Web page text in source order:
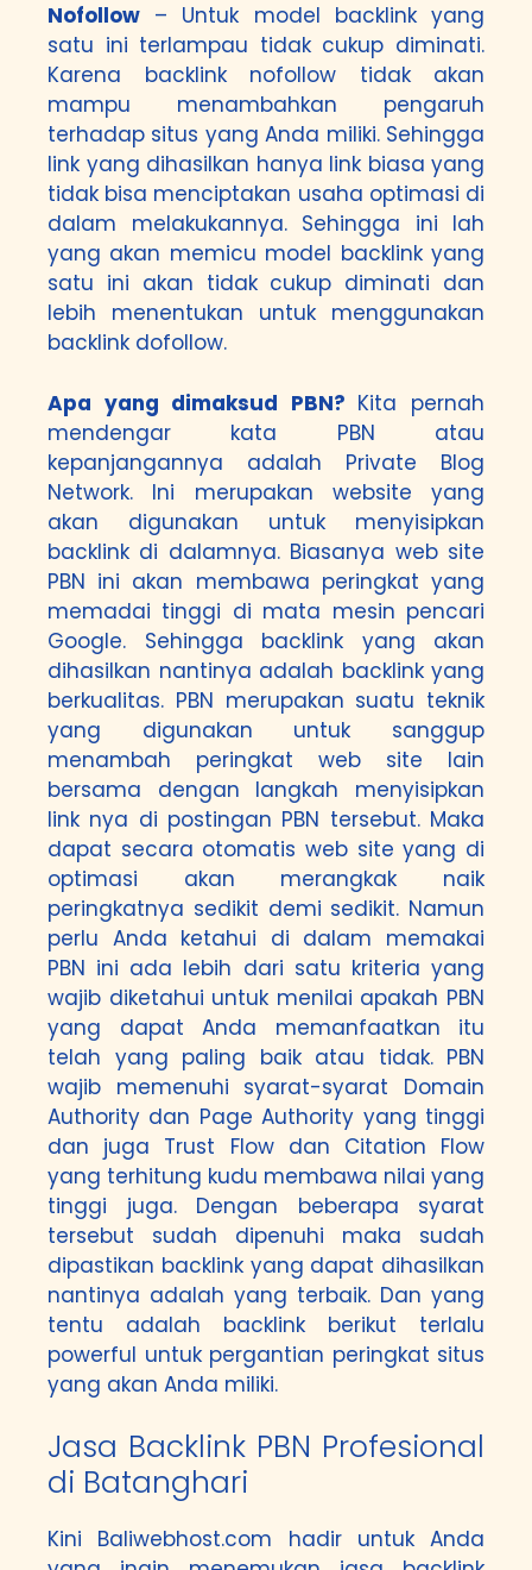
Nofollow – Untuk model backlink yang
satu ini terlampau tidak cukup diminati.
Karena backlink nofollow tidak akan
mampu menambahkan pengaruh
terhadap situs yang Anda miliki. Sehingga
link yang dihasilkan hanya link biasa yang
tidak bisa menciptakan usaha optimasi di
dalam melakukannya. Sehingga ini lah
yang akan memicu model backlink yang
satu ini akan tidak cukup diminati dan
lebih menentukan untuk menggunakan
backlink dofollow.
Apa yang dimaksud PBN? Kita pernah
mendengar kata PBN atau
kepanjangannya adalah Private Blog
Network. Ini merupakan website yang
akan digunakan untuk menyisipkan
backlink di dalamnya. Biasanya web site
PBN ini akan membawa peringkat yang
memadai tinggi di mata mesin pencari
Google. Sehingga backlink yang akan
dihasilkan nantinya adalah backlink yang
berkualitas. PBN merupakan suatu teknik
yang digunakan untuk sanggup
menambah peringkat web site lain
bersama dengan langkah menyisipkan
link nya di postingan PBN tersebut. Maka
dapat secara otomatis web site yang di
optimasi akan merangkak naik
peringkatnya sedikit demi sedikit. Namun
perlu Anda ketahui di dalam memakai
PBN ini ada lebih dari satu kriteria yang
wajib diketahui untuk menilai apakah PBN
yang dapat Anda memanfaatkan itu
telah yang paling baik atau tidak. PBN
wajib memenuhi syarat-syarat Domain
Authority dan Page Authority yang tinggi
dan juga Trust Flow dan Citation Flow
yang terhitung kudu membawa nilai yang
tinggi juga. Dengan beberapa syarat
tersebut sudah dipenuhi maka sudah
dipastikan backlink yang dapat dihasilkan
nantinya adalah yang terbaik. Dan yang
tentu adalah backlink berikut terlalu
powerful untuk pergantian peringkat situs
yang akan Anda miliki.
Jasa Backlink PBN Profesional
di Batanghari
Kini Baliwebhost.com hadir untuk Anda